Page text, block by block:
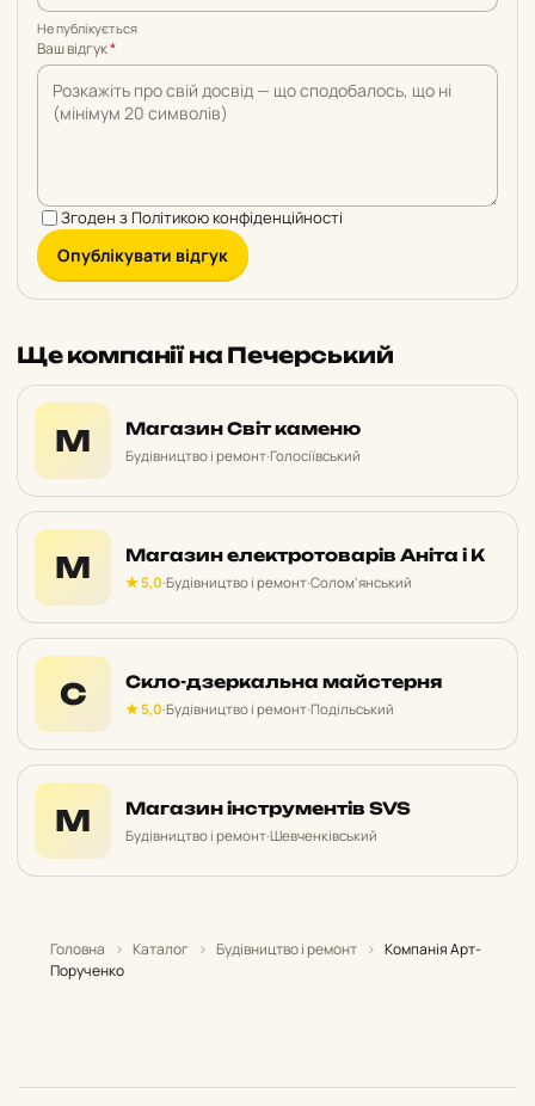
Не публікується
Ваш відгук*
Згоден з Політикою конфіденційності
Опублікувати відгук
Ще компанії на Печерський
М Магазин Світ каменю
Будівництво і ремонт·Голосіївський
М Магазин електротоварів Аніта і К
★ 5,0·Будівництво і ремонт·Солом’янський
С Скло-дзеркальна майстерня
★ 5,0·Будівництво і ремонт·Подільський
М Магазин інструментів SVS
Будівництво і ремонт·Шевченківський
Головна › Каталог › Будівництво і ремонт › Компанія Арт-
Порученко